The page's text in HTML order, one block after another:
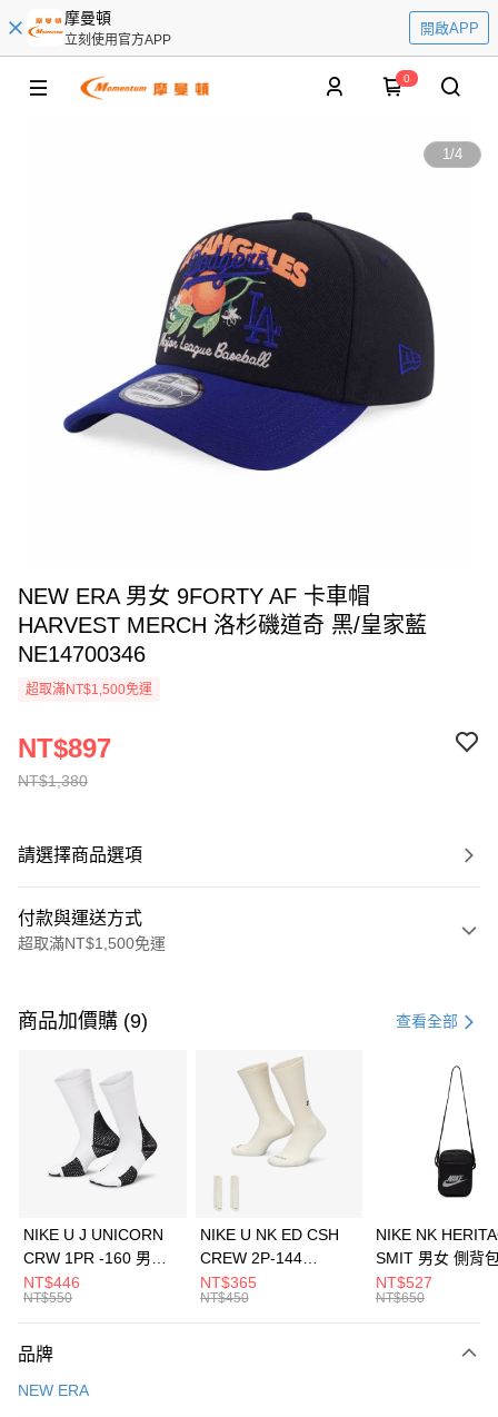
摩曼頓
立刻使用官方APP
開啟APP
0
1/4
NEW ERA 男女 9FORTY AF 卡車帽
HARVEST MERCH 洛杉磯道奇 黑/皇家藍
NE14700346
超取滿NT$1,500免運
NT$1,380
NT$897
請選擇商品選項
付款與運送方式
超取滿NT$1,500免運
信用卡一次付款
3 期 0 利率 每期 21家銀行
合作金庫商業銀行
第一商業銀行
華南商業銀行
彰化商業銀行
上海商業儲蓄銀行
元大商業銀行
台灣樂天信用卡公司
Apple Pay
全盈+PAY
AFTEE先享後付
【關於「AFTEE先享後付」】
便利好安心！
運送方式
商品加價購 (9) 查看全部
NIKE U J UNICORN
CRW 1PR -160 男女
中統襪 FZ3393100
NT$446
NT$550
NIKE U NK ED CSH
CREW 2P-144
EMBRDY 男女 短統襪
FZ3073133
NT$365
NT$450
NIKE NK
SMIT 男女 側背
BA5871010
NT$527
NT$650
品牌
NEW ERA